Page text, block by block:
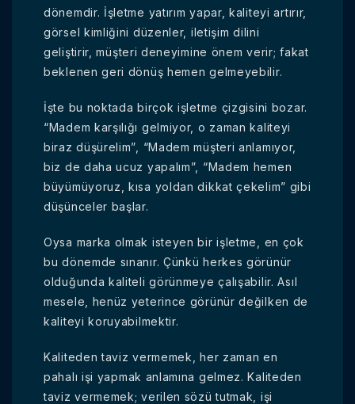
dönemdir. İşletme yatırım yapar, kaliteyi artırır,
görsel kimliğini düzenler, iletişim dilini
geliştirir, müşteri deneyimine önem verir; fakat
beklenen geri dönüş hemen gelmeyebilir.
İşte bu noktada birçok işletme çizgisini bozar.
“Madem karşılığı gelmiyor, o zaman kaliteyi
biraz düşürelim”, “Madem müşteri anlamıyor,
biz de daha ucuz yapalım”, “Madem hemen
büyümüyoruz, kısa yoldan dikkat çekelim” gibi
düşünceler başlar.
Oysa marka olmak isteyen bir işletme, en çok
bu dönemde sınanır. Çünkü herkes görünür
olduğunda kaliteli görünmeye çalışabilir. Asıl
mesele, henüz yeterince görünür değilken de
kaliteyi koruyabilmektir.
Kaliteden taviz vermemek, her zaman en
pahalı işi yapmak anlamına gelmez. Kaliteden
taviz vermemek; verilen sözü tutmak, işi